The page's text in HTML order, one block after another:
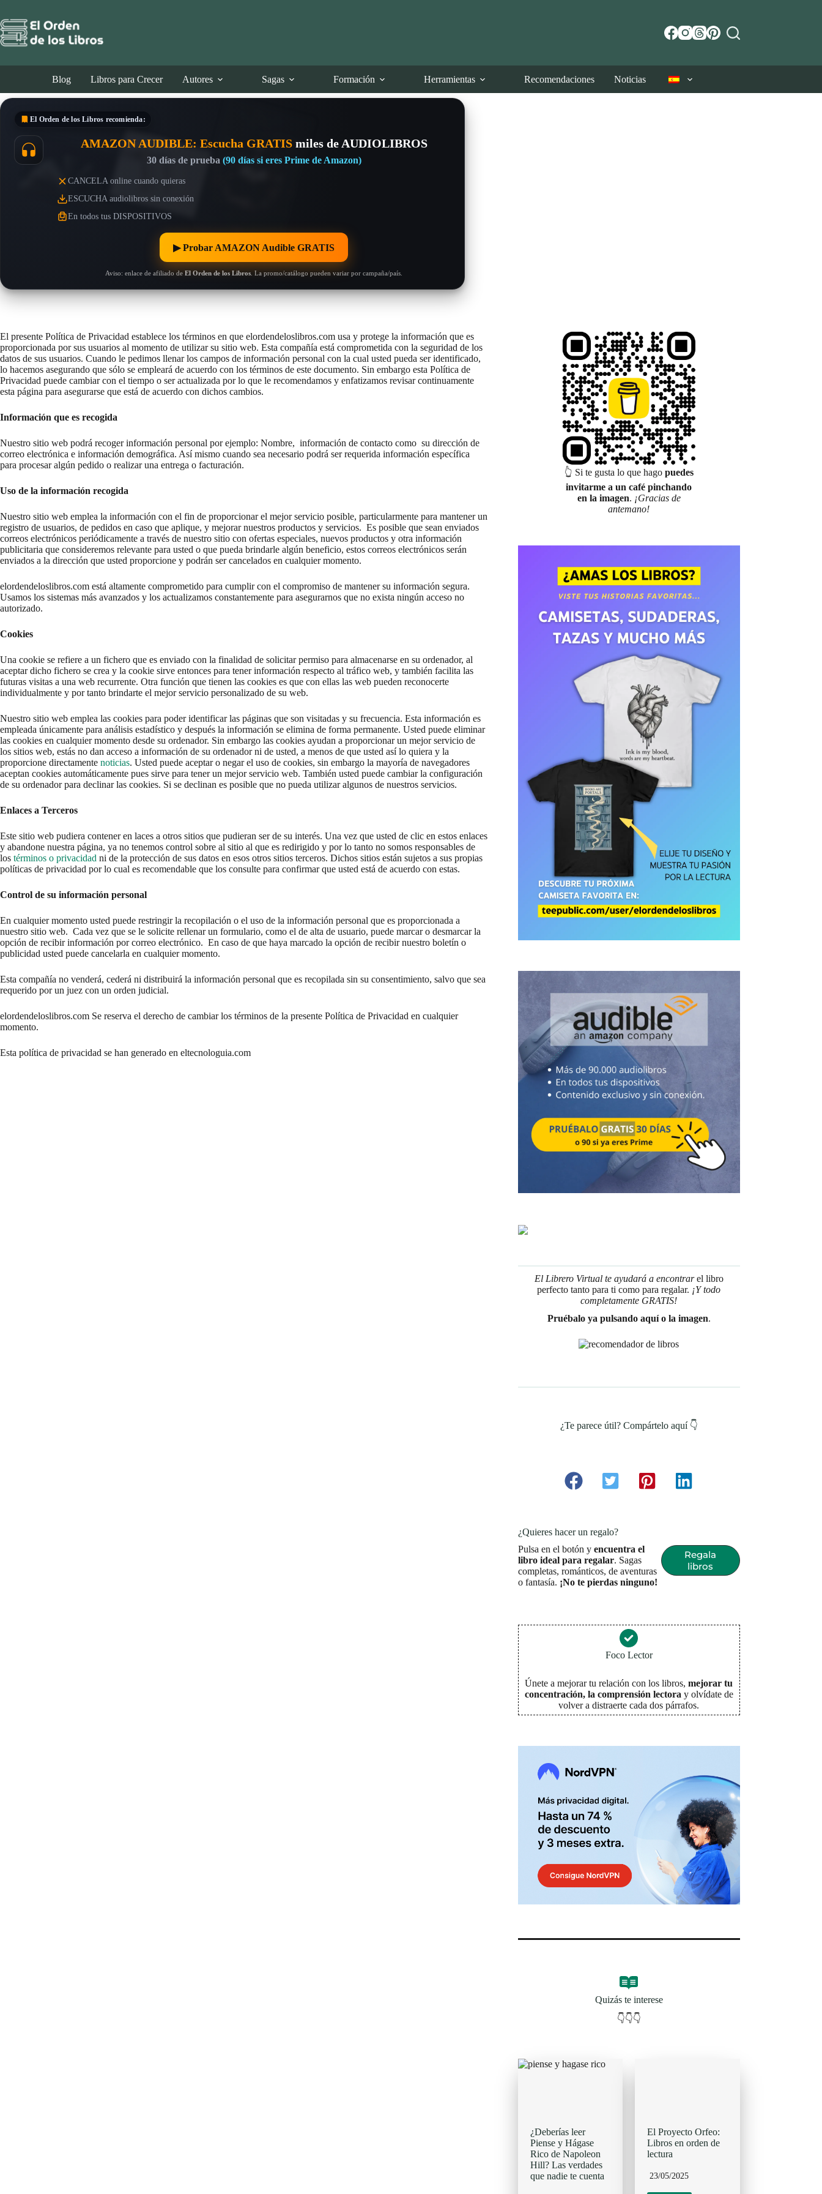
contenido
Blog Libros para Crecer Autores Sagas Formación Herramientas Recomendaciones Noticias
El Orden de los Libros recomienda:
AMAZON AUDIBLE: Escucha GRATISmiles de AUDIOLIBROS
30 días de prueba (90 días si eres Prime de Amazon)
CANCELA online cuando quieras
ESCUCHA audiolibros sin conexión
En todos tus DISPOSITIVOS
▶︎ Probar AMAZON Audible GRATIS
Aviso: enlace de afiliado de El Orden de los Libros . La promo/catálogo pueden variar por campaña/país.
El presente Política de Privacidad establece los términos en que elordendeloslibros.com usa y protege la información que es
proporcionada por sus usuarios al momento de utilizar su sitio web. Esta compañía está comprometida con la seguridad de los
datos de sus usuarios. Cuando le pedimos llenar los campos de información personal con la cual usted pueda ser identificado,
lo hacemos asegurando que sólo se empleará de acuerdo con los términos de este documento. Sin embargo esta Política de
Privacidad puede cambiar con el tiempo o ser actualizada por lo que le recomendamos y enfatizamos revisar continuamente
esta página para asegurarse que está de acuerdo con dichos cambios.
Información que es recogida
Nuestro sitio web podrá recoger información personal por ejemplo: Nombre, información de contacto como su dirección de
correo electrónica e información demográfica. Así mismo cuando sea necesario podrá ser requerida información específica
para procesar algún pedido o realizar una entrega o facturación.
Uso de la información recogida
Nuestro sitio web emplea la información con el fin de proporcionar el mejor servicio posible, particularmente para mantener un
registro de usuarios, de pedidos en caso que aplique, y mejorar nuestros productos y servicios. Es posible que sean enviados
correos electrónicos periódicamente a través de nuestro sitio con ofertas especiales, nuevos productos y otra información
publicitaria que consideremos relevante para usted o que pueda brindarle algún beneficio, estos correos electrónicos serán
enviados a la dirección que usted proporcione y podrán ser cancelados en cualquier momento.
elordendeloslibros.com está altamente comprometido para cumplir con el compromiso de mantener su información segura.
Usamos los sistemas más avanzados y los actualizamos constantemente para asegurarnos que no exista ningún acceso no
autorizado.
Cookies
Una cookie se refiere a un fichero que es enviado con la finalidad de solicitar permiso para almacenarse en su ordenador, al
aceptar dicho fichero se crea y la cookie sirve entonces para tener información respecto al tráfico web, y también facilita las
futuras visitas a una web recurrente. Otra función que tienen las cookies es que con ellas las web pueden reconocerte
individualmente y por tanto brindarte el mejor servicio personalizado de su web.
Nuestro sitio web emplea las cookies para poder identificar las páginas que son visitadas y su frecuencia. Esta información es
empleada únicamente para análisis estadístico y después la información se elimina de forma permanente. Usted puede eliminar
las cookies en cualquier momento desde su ordenador. Sin embargo las cookies ayudan a proporcionar un mejor servicio de
los sitios web, estás no dan acceso a información de su ordenador ni de usted, a menos de que usted así lo quiera y la
proporcione directamente noticias. Usted puede aceptar o negar el uso de cookies, sin embargo la mayoría de navegadores
aceptan cookies automáticamente pues sirve para tener un mejor servicio web. También usted puede cambiar la configuración
de su ordenador para declinar las cookies. Si se declinan es posible que no pueda utilizar algunos de nuestros servicios.
Enlaces a Terceros
Este sitio web pudiera contener en laces a otros sitios que pudieran ser de su interés. Una vez que usted de clic en estos enlaces
y abandone nuestra página, ya no tenemos control sobre al sitio al que es redirigido y por lo tanto no somos responsables de
los términos o privacidad ni de la protección de sus datos en esos otros sitios terceros. Dichos sitios están sujetos a sus propias
políticas de privacidad por lo cual es recomendable que los consulte para confirmar que usted está de acuerdo con estas.
Control de su información personal
En cualquier momento usted puede restringir la recopilación o el uso de la información personal que es proporcionada a
nuestro sitio web. Cada vez que se le solicite rellenar un formulario, como el de alta de usuario, puede marcar o desmarcar la
opción de recibir información por correo electrónico. En caso de que haya marcado la opción de recibir nuestro boletín o
publicidad usted puede cancelarla en cualquier momento.
Esta compañía no venderá, cederá ni distribuirá la información personal que es recopilada sin su consentimiento, salvo que sea
requerido por un juez con un orden judicial.
elordendeloslibros.com Se reserva el derecho de cambiar los términos de la presente Política de Privacidad en cualquier
momento.
Esta política de privacidad se han generado en eltecnologuia.com
👆 Si te gusta lo que hago puedes
invitarme a un café pinchando
en la imagen. ¡Gracias de
antemano!
El Librero Virtual te ayudará a encontrarel libro
perfecto tanto para ti como para regalar. ¡Y todo
completamente GRATIS!
Pruébalo ya pulsando aquí o la imagen.
¿Te parece útil? Compártelo aquí 👇
¿Quieres hacer un regalo?
Pulsa en el botón y encuentra el
libro ideal para regalar. Sagas
completas, románticos, de aventuras
o fantasía. ¡No te pierdas ninguno!
Regala
libros
Foco Lector
Únete a mejorar tu relación con los libros,mejorar tu
concentración, la comprensión lectora y olvídate de
volver a distraerte cada dos párrafos.
Quizás te interese
👇👇👇
¿Deberías leer
Piense y Hágase
Rico de Napoleon
Hill? Las verdades
que nadie te cuenta
El Proyecto Orfeo:
Libros en orden de
lectura
23/05/2025